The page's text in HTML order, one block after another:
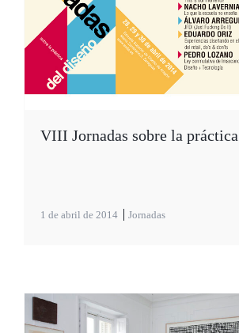
VIII Jornadas sobre la
1 de abril de 2014 Jornadas